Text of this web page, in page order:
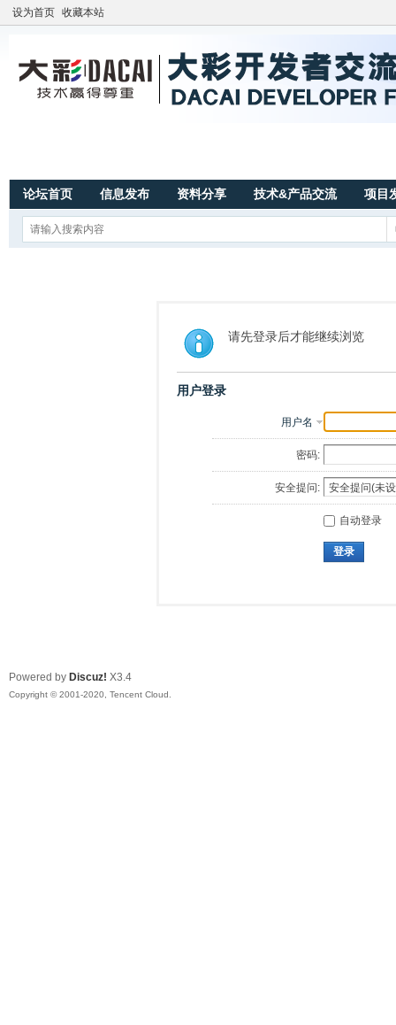
设为首页 收藏本站
论坛首页 信息发布 资料分享 技术&产品交流 项目
请先登录后才能继续浏览
用户登录
用户名
密码:
安全提问:
自动登录
登录
Powered by Discuz! X3.4
Copyright © 2001-2020, Tencent Cloud.